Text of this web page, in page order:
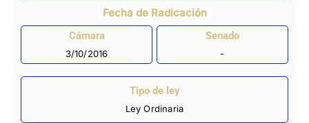
Fecha de Radicación
Cámara
3/10/2016
Senado
-
Tipo de ley
Ley Ordinaria